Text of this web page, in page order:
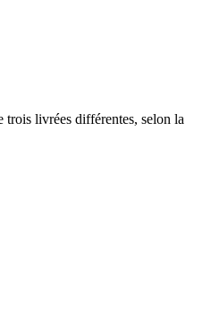
trois livrées différentes, selon la